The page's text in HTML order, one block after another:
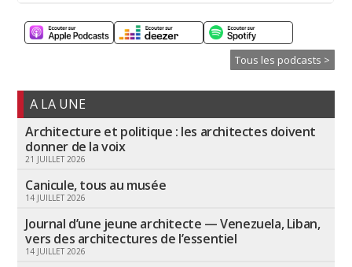
Tous les podcasts >
A LA UNE
Architecture et politique : les architectes doivent
donner de la voix
21 JUILLET 2026
Canicule, tous au musée
14 JUILLET 2026
Journal d’une jeune architecte — Venezuela, Liban,
vers des architectures de l’essentiel
14 JUILLET 2026